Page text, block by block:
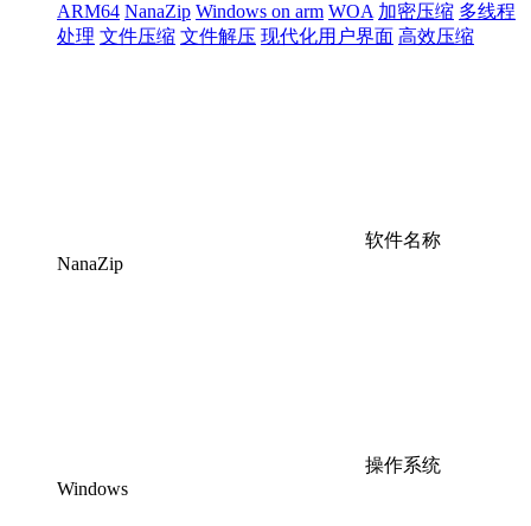
ARM64 NanaZip Windows on arm WOA 加密压缩 多线程
处理 文件压缩 文件解压 现代化用户界面 高效压缩
软件名称
NanaZip
操作系统
Windows